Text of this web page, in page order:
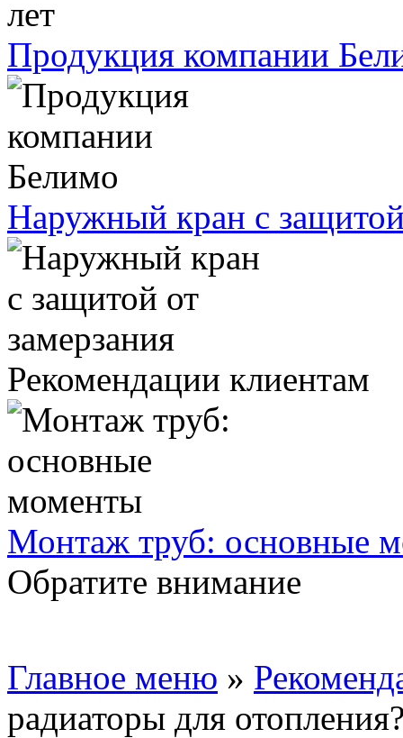
Продукция компании
Наружный кран с
Рекомендации клиентам
Монтаж труб: основные
Обратите внимание
Главное меню »
радиаторы для